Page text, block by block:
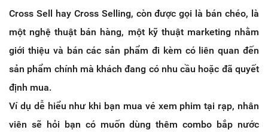
Cross Sell hay Cross Selling, còn được gọi là bán chéo, là
một nghệ thuật bán hàng, một kỹ thuật marketing nhằm
giới thiệu và bán các sản phẩm đi kèm có liên quan đến
sản phẩm chính mà khách đang có nhu cầu hoặc đã quyết
định mua.
Ví dụ dễ hiểu như khi bạn mua vé xem phim tại rạp, nhân
viên sẽ hỏi bạn có muốn dùng thêm combo bắp nước